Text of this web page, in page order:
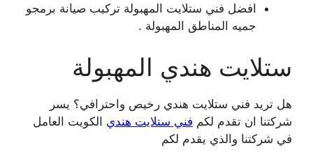
افضل فني ستلايت المهبولة تركيب صيانة برمجو
جميه المناطق المهبولة .
ستلايت هندي المهبولة
هل تريد فني ستلايت هندي رخيص واحترافي؟ يسر
شركتنا ان تقدم لكم فني ستلايت هندي الكويت العامل
في شركتنا والذي يقدم لكم